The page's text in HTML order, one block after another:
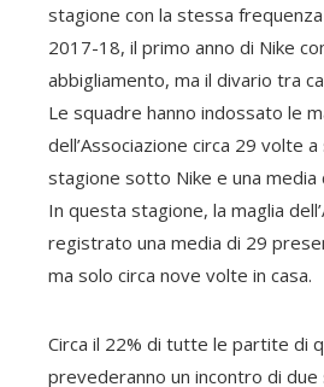
stagione con la stessa
2017-18, il primo anno di Nike
abbigliamento, ma il divario tra
Le squadre hanno indossato le
dell’Associazione circa 29 volte
stagione sotto Nike e una media
In questa stagione, la maglia
registrato una media di 29
ma solo circa nove volte in casa.
Circa il 22% di tutte le partite di
prevederanno un incontro di due